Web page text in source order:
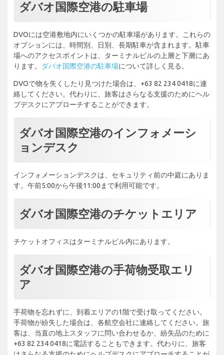
ダバオ国際空港の駐車場
DVOには空港敷地内にいくつかの駐車場があります。これらの
オプションには、時間別、日別、長期駐車が含まれます。駐車
場へのアクセスポイントは、ターミナルビルの上層と下層にあ
ります。
ダバオ国際空港の駐車場について詳しく見る。
DVOで物を失くしたり見つけた場合は、+63 82 234 0418に連
絡してください。代わりに、旅客はさらなる支援のためにヘル
プデスクにアプローチすることができます。
ダバオ国際空港のインフォメーシ
ョンデスク
インフォメーションデスクは、セキュリティ前の中庭にありま
す。午前5:00から午後11:00まで利用可能です。
ダバオ国際空港のチケットエリア
チケットオフィスはターミナルビル内にあります。
ダバオ国際空港の手荷物受取エリ
ア
手荷物を忘れずに、到着エリアの1階で受け取ってください。
手荷物が紛失した場合は、各航空会社に連絡してください。旅
客は、当直の地上スタッフに問い合わせるか、紛失品のために
+63 82 234 0418に電話することもできます。代わりに、旅客